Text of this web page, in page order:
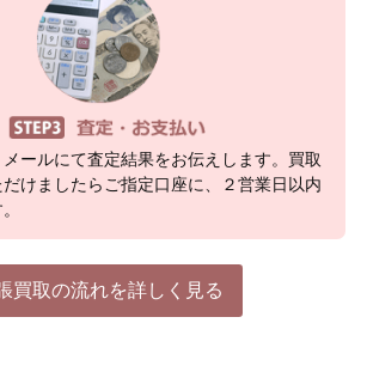
ールにて査定結果をお伝えします。買取
けましたらご指定口座に、２営業日以内
買取の流れを詳しく見る